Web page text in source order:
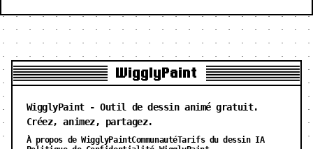
WigglyPaint
WigglyPaint - Outil de dessin animé gratuit.
Créez, animez, partagez.
À propos de WigglyPaintCommunautéTarifs du dessin IA